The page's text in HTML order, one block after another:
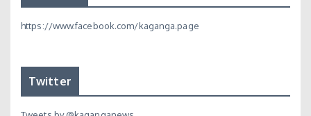
https://www.facebook.com/kaganga.page
Twitter